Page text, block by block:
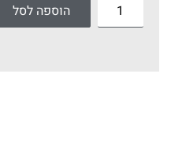
הוספה לסל